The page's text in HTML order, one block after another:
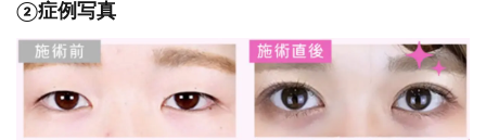
②症例写真